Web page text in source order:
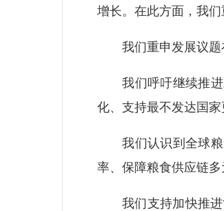
增长。在此方面，我
我们重申发展议题
我们呼吁继续推进
化、支持最不发达国家
我们认识到全球粮
率、保障粮食供应链
我们支持加快推进